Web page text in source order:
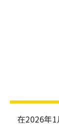
在2026年